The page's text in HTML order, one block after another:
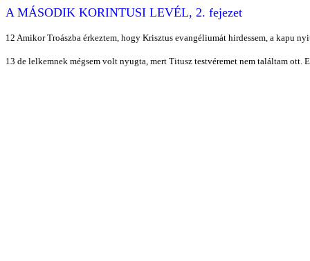
A MÁSODIK KORINTUSI LEVÉL, 2. fejezet
12 Amikor Troászba érkeztem, hogy Krisztus evangéliumát hirdessem, a kapu
13 de lelkemnek mégsem volt nyugta, mert Titusz testvéremet nem találtam ott.